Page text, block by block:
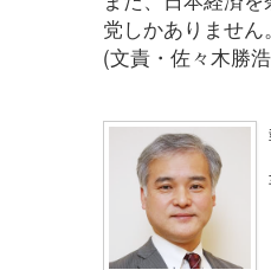
党しかありません。
(文責・佐々木勝